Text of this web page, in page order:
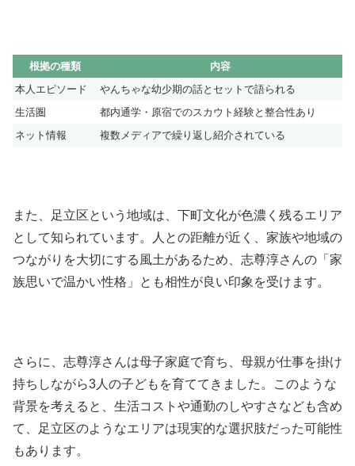
根拠の種類
内容
本人エピソード
やんちゃな幼少期の話とセットで語られる
生活圏
都内通学・原宿でのスカウト経験と整合性あり
ネット情報
複数メディアで繰り返し紹介されている
また、足立区という地域は、下町文化が色濃く残るエリア
として知られています。人との距離が近く、家族や地域の
つながりを大切にする風土があるため、志尊淳さんの「家
族思いで温かい性格」とも相性が良い印象を受けます。
さらに、志尊淳さんは母子家庭で育ち、母親が仕事を掛け
持ちしながら3人の子どもを育ててきました。このような
背景を考えると、生活コストや通勤のしやすさなども含め
て、足立区のようなエリアは現実的な選択肢だった可能性
もあります。